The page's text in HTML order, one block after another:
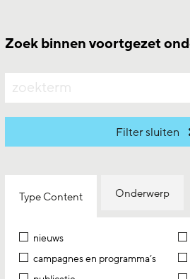
Zoek binnen voortgezet
Filter sluiten
zoeken
Type Content Onderwerp
nieuws
campagnes en programma’s